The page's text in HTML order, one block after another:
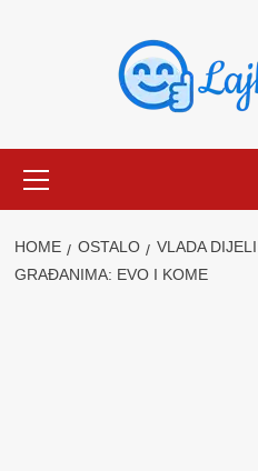
Menu
HOME OSTALO
VLADA
GRAĐANIMA: EVO I KOME